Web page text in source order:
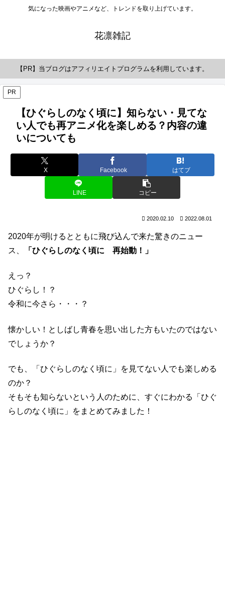
気になった映画やアニメなど、トレンドを取り上げています。
花凛雑記
【PR】当ブログはアフィリエイトプログラムを利用しています。
PR
【ひぐらしのなく頃に】知らない・見てな
い人でも再アニメ化を楽しめる？内容の違
いについても
X Facebook はてブ
LINE コピー
2020.02.10 2022.08.01
2020年が明けるとともに飛び込んで来た驚きのニュー
ス、
「ひぐらしのなく頃に 再始動！」
えっ？
ひぐらし！？
令和に今さら・・・？
懐かしい！としばし青春を思い出した方もいたのではない
でしょうか？
でも、「ひぐらしのなく頃に」を見てない人でも楽しめる
のか？
そもそも知らないという人のために、すぐにわかる「ひぐ
らしのなく頃に」をまとめてみました！